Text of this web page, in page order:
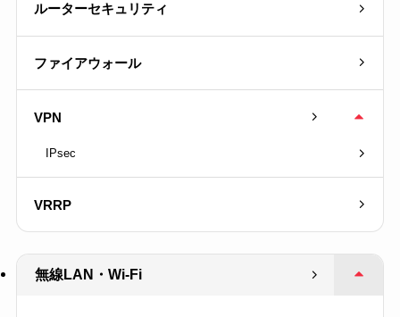
ルーターセキュリティ
ファイアウォール
VPN
IPsec
VRRP
無線LAN・Wi-Fi